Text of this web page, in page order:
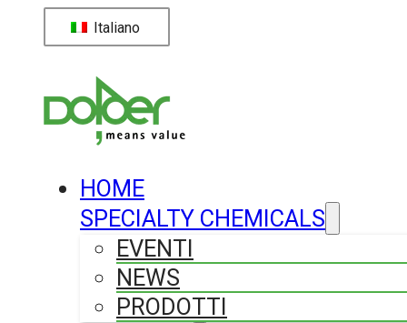
Italiano
HOME
SPECIALTY CHEMICALS
EVENTI
NEWS
PRODOTTI